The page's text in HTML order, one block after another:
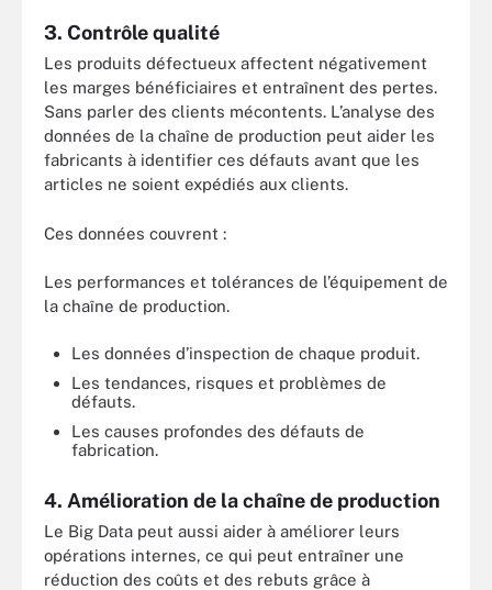
3. Contrôle qualité
Les produits défectueux affectent négativement
les marges bénéficiaires et entraînent des pertes.
Sans parler des clients mécontents. L’analyse des
données de la chaîne de production peut aider les
fabricants à identifier ces défauts avant que les
articles ne soient expédiés aux clients.
Ces données couvrent :
Les performances et tolérances de l’équipement de
la chaîne de production.
Les données d’inspection de chaque produit.
Les tendances, risques et problèmes de
défauts.
Les causes profondes des défauts de
fabrication.
4. Amélioration de la chaîne de production
Le Big Data peut aussi aider à améliorer leurs
opérations internes, ce qui peut entraîner une
réduction des coûts et des rebuts grâce à